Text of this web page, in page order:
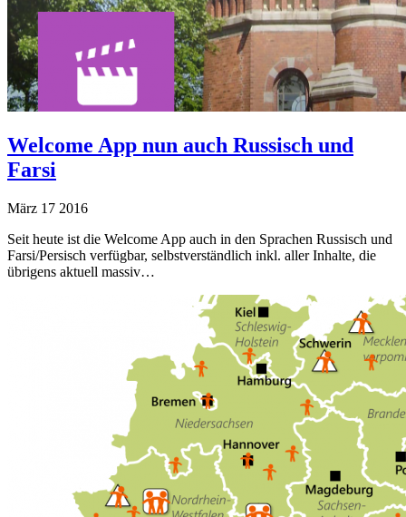
Welcome App nun auch Russisch und
Farsi
März 17 2016
Seit heute ist die Welcome App auch in den Sprachen Russisch und
Farsi/Persisch verfügbar, selbstverständlich inkl. aller Inhalte, die
übrigens aktuell massiv…